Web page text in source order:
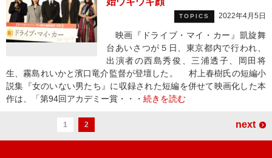
TOPICS 2022年4月5日
映画『ドライブ・マイ・カー』凱旋舞
台あいさつが５日、東京都内で行われ、
出演者の西島秀俊、三浦透子、岡田将
生、霧島れいかと濱口竜介監督が登壇した。 村上春樹氏の短編小
説集『女のいない男たち』に収録された短編を併せて映画化した本
作は、「第94回アカデミー賞・・・ 続きを読む
1 2 next